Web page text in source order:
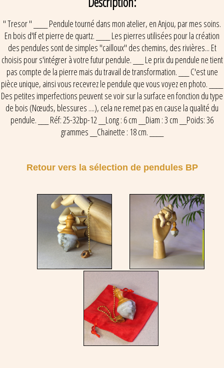
" Tresor " ____ Pendule tourné dans mon atelier, en Anjou, par mes soins.
En bois d'If et pierre de quartz. ____ Les pierres utilisées pour la création
des pendules sont de simples "cailloux" des chemins, des rivières... Et
choisis pour s'intégrer à votre futur pendule. ___ Le prix du pendule ne tient
pas compte de la pierre mais du travail de transformation. ___ C'est une
pièce unique, ainsi vous recevrez le pendule que vous voyez en photo. ____
Des petites imperfections peuvent se voir sur la surface en fonction du type
de bois (Nœuds, blessures ....), cela ne remet pas en cause la qualité du
pendule. ___ Réf: 25-32bp-12 __Long : 6 cm __Diam : 3 cm __Poids: 36
grammes __Chainette : 18 cm. ____
Retour vers la sélection de pendules BP